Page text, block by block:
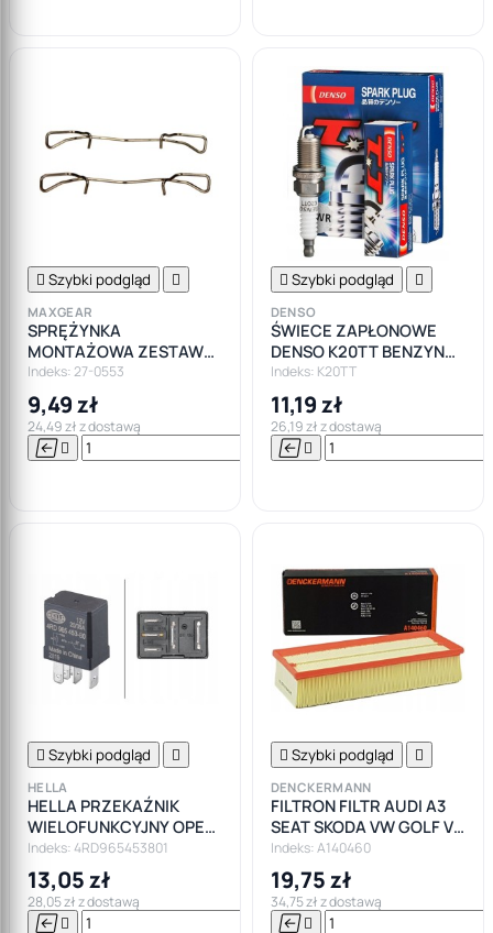
 Szybki podgląd 
MAXGEAR
SPRĘŻYNKA
MONTAŻOWA ZESTAW
INSTALACYJNY
KLOCKÓW
HAMULCOWYCH OPEL
Indeks: 27-0553
9,49 zł
24,49 zł z dostawą
  

 Szybki podgląd 
DENSO
ŚWIECE ZAPŁONOWE
DENSO K20TT BENZYNA
LPG GAZ
Indeks: K20TT
11,19 zł
26,19 zł z dostawą
 
 Szybki podgląd 
HELLA
HELLA PRZEKAŹNIK
WIELOFUNKCYJNY OPEL
BMW SUBARU
MERCEDES
Indeks: 4RD965453801
13,05 zł
28,05 zł z dostawą
  
 Szybki podgląd 
DENCKERMANN
FILTRON FILTR AUDI A3
SEAT SKODA VW GOLF V
VI TIGUAN TOURAN - TDI
Indeks: A140460
19,75 zł
34,75 zł z dostawą
 